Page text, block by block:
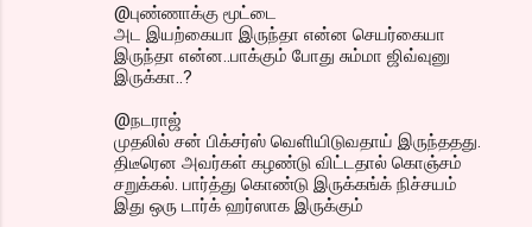
@புண்ணாக்கு மூட்டை
அட இயற்கையா இருந்தா என்ன செயர்கையா
இருந்தா என்ன..பாக்கும் போது சும்மா ஜிவ்வுனு
இருக்கா..?
@நடராஜ்
முதலில் சன் பிக்சர்ஸ் வெளியிடுவதாய் இருந்ததது.
திடீரென அவர்கள் கழண்டு விட்டதால் கொஞ்சம்
சறுக்கல். பார்த்து கொண்டு இருக்கங்க் நிச்சயம்
இது ஒரு டார்க் ஹர்ஸாக இருக்கும்